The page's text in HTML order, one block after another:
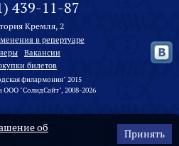
439-11-87
Кремля, 2
в репертуаре
Вакансии
билетов
филармония" 2015
ООО "СолидСайт", 2008-2026
об
Принять